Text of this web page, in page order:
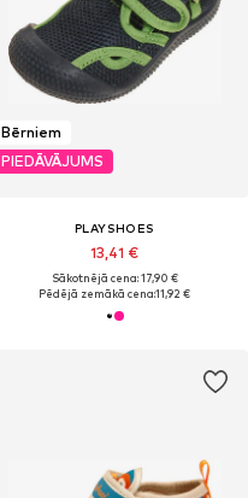
Bērniem
PIEDĀVĀJUMS
PLAYSHOES
13,41 €
Sākotnējā cena: 17,90 €
Pēdējā zemākā cena:11,92 €